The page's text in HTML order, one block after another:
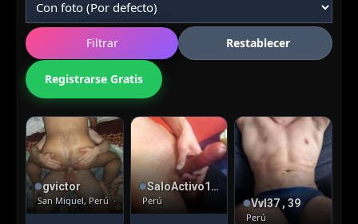
Filtrar Restablecer
Registrarse Gratis
gvictor
San Miguel, Perú · Pasivo
SaloActivo100% , 29
Perú Vvl37 , 39
Perú